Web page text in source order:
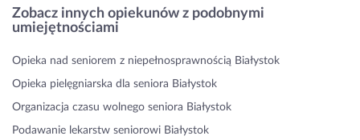
Zobacz innych opiekunów z podobnymi
umiejętnościami
Opieka nad seniorem z niepełnosprawnością Białystok
Opieka pielęgniarska dla seniora Białystok
Organizacja czasu wolnego seniora Białystok
Podawanie lekarstw seniorowi Białystok